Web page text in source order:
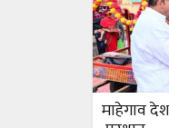
माहेगाव